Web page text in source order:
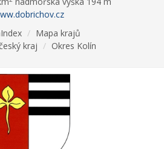
Mapa krajů
kraj
Okres Kolín